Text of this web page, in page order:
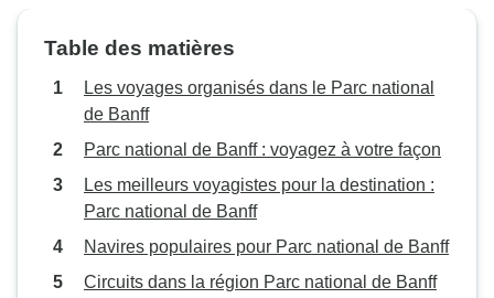
Table des matières
Les voyages organisés dans le Parc national
de Banff
Parc national de Banff : voyagez à votre façon
Les meilleurs voyagistes pour la destination :
Parc national de Banff
Navires populaires pour Parc national de Banff
Circuits dans la région Parc national de Banff